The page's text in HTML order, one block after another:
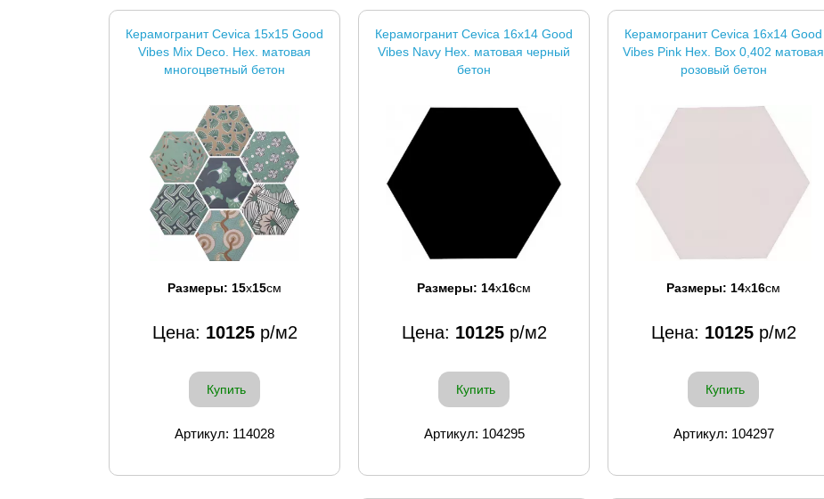
Керамогранит Cevica 15x15 Good
Vibes Mix Deco. Hex. матовая
многоцветный бетон
Размеры: 15x15см
Цена: 10125р/м2
Купить
Артикул: 114028
Керамогранит Cevica 16x14 Good
Vibes Navy Hex. матовая черный
бетон
Размеры: 14x16см
Цена: 10125р/м2
Купить
Артикул: 104295
Керамогранит Cevica 16x14 Good
Vibes Pink Hex. Box 0,402 матовая
розовый бетон
Размеры: 14x16см
Цена: 10125р/м2
Купить
Артикул: 104297